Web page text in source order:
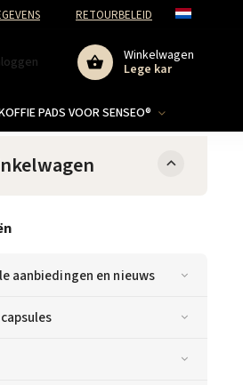
RETOURBELEID
Winkelwagen
Lege kar
PADS VOOR SENSEO®
aanbiedingen en nieuws